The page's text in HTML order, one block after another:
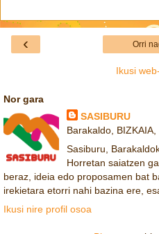
‹ Orri
Ikusi
Nor gara
SASIBURU
Barakaldo, BIZKAIA,
Sasiburu,
Horretan saiatzen
beraz, ideia edo proposamen bat
irekietara etorri nahi bazina ere,
Ikusi nire profil osoa